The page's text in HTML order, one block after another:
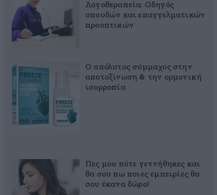
Λογοθεραπεία; Οδηγός
σπουδών και επαγγελματικών
προοπτικών
Ο απόλυτος σύμμαχος στην
αποτοξίνωση & την ορμονική
ισορροπία
Πες μου πότε γεννήθηκες και
θα σου πω ποιες εμπειρίες θα
σου έκανα δώρο!